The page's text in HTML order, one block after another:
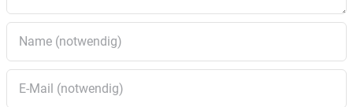
DONNERSTAG 12. Juni
10 – 12 Uhr offene Beratung in sozialen Fragen
Bürger-Bahnhof)